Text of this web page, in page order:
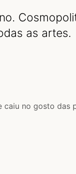
as artes.
caiu no gosto das